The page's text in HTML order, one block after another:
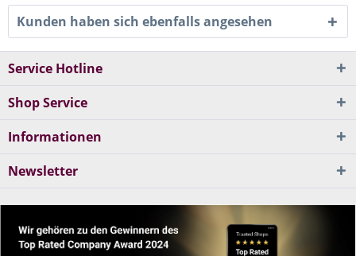
Kunden haben sich ebenfalls angesehen
Service Hotline
Shop Service
Informationen
Newsletter